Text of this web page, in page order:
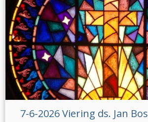
7-6-2026 Viering ds. Jan Bos